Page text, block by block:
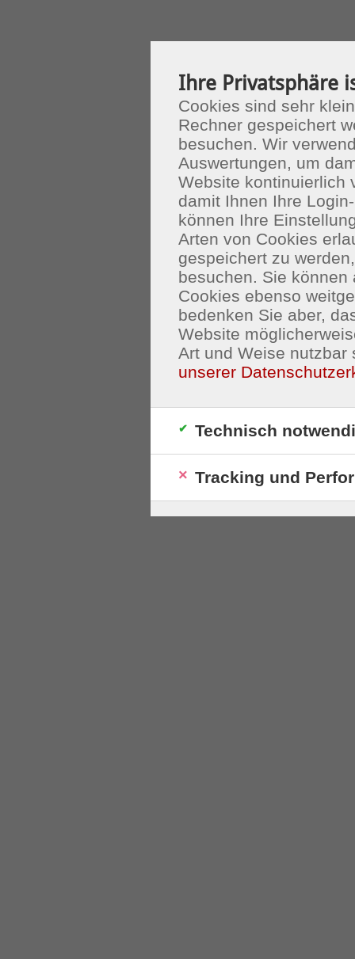
Ihre Privatsphäre
Cookies sind sehr
Rechner gespeichert
besuchen. Wir
Auswertungen, um
Website kontinuierlich
damit Ihnen Ihre
können Ihre
Arten von Cookies
gespeichert zu
besuchen. Sie
Cookies ebenso
bedenken Sie aber,
Website
Art und Weise nutzbar
unserer
Technisch
Tracking und